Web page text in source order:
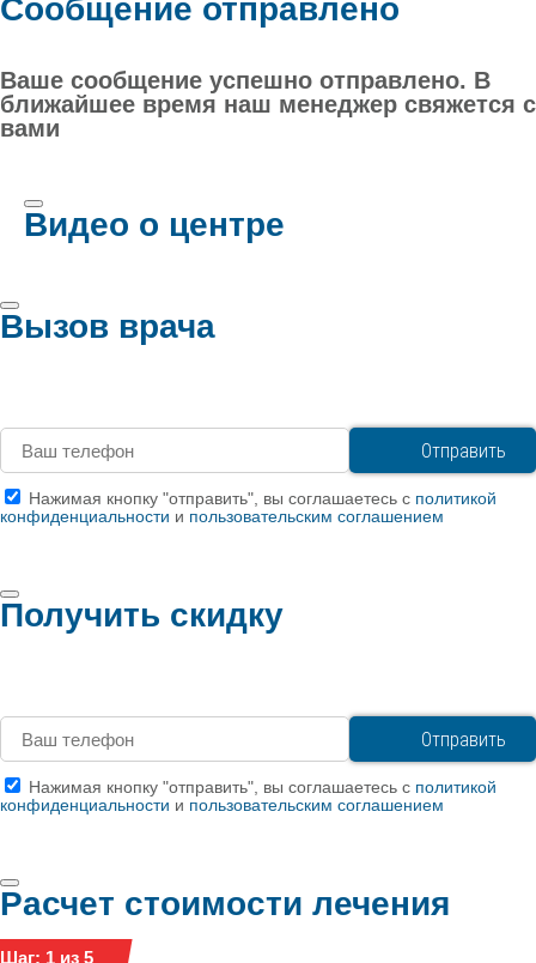
Сообщение отправлено
Ваше сообщение успешно отправлено. В
ближайшее время наш менеджер свяжется с
вами
Видео о центре
Вызов врача
Нажимая кнопку "отправить", вы соглашаетесь с политикой
конфиденциальности и пользовательским соглашением
Получить скидку
Нажимая кнопку "отправить", вы соглашаетесь с политикой
конфиденциальности и пользовательским соглашением
Расчет стоимости лечения
Шаг: 1 из 5